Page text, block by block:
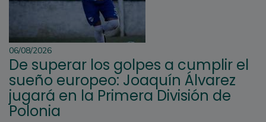
06/08/2026
De superar los golpes a cumplir el
sueño europeo: Joaquín Álvarez
jugará en la Primera División de
Polonia